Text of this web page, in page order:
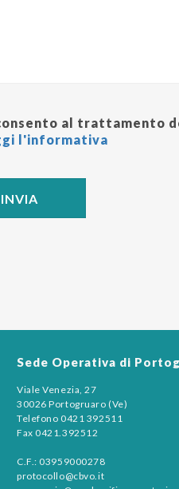
al trattamento
l'informativa
Sede Operativa di
Viale Venezia, 27
30026 Portogruaro (Ve)
Telefono 0421 392511
Fax 0421.392512
C.F.: 03959000278
protocollo@cbvo.it